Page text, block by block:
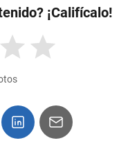
¡Califícalo!